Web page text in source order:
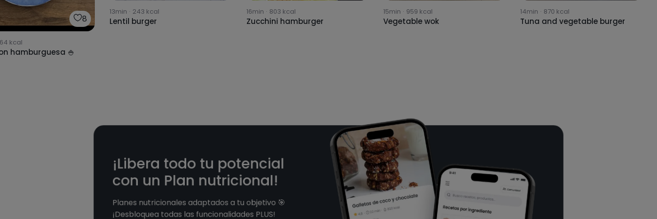
8
kcal
hamburguesa 🍚
13min · 243 kcal
Lentil burger
16min · 803 kcal
Zucchini hamburger
15min · 959 kcal
Vegetable wok
14min · 870 kcal
Tuna and vegetable burger
¡Libera todo tu potencial
con un Plan nutricional!
Planes nutricionales adaptados a tu objetivo 🎯
¡Desbloquea todas las funcionalidades PLUS!